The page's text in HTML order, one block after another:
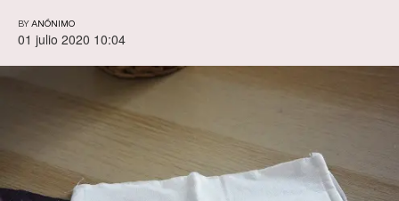
BY ANÓNIMO
01 julio 2020 10:04